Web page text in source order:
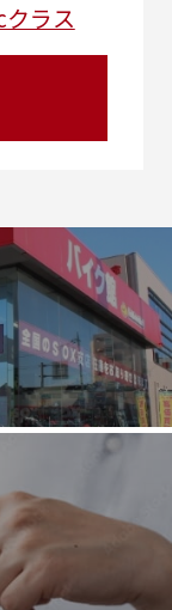
ラス
リカン
ツアラー
筒
2輪
定
400cc